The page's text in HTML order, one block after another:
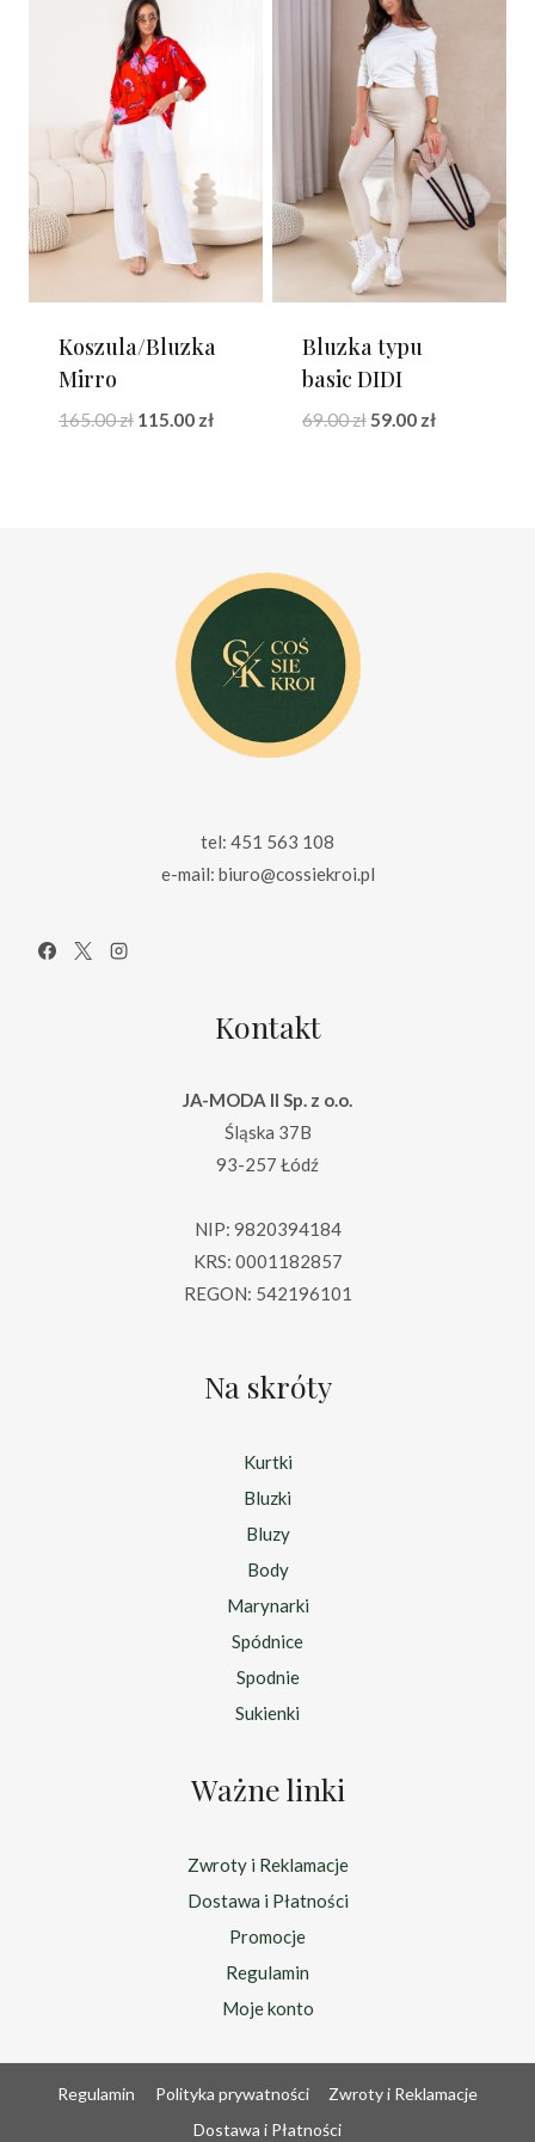
Koszula/Bluzka
Mirro
165.00zł Pierwotna
115.00 złAktualna
Bluzka typu
basic DIDI
69.00zł Pierwotna
59.00 złAktualna
tel: 451 563 108
e-mail: biuro@cossiekroi.pl
Kontakt
JA-MODA II Sp. z o.o.
Śląska 37B
93-257 Łódź
NIP: 9820394184
KRS: 0001182857
REGON: 542196101
Na skróty
Kurtki
Bluzki
Bluzy
Body
Marynarki
Spódnice
Spodnie
Sukienki
Ważne linki
Zwroty i Reklamacje
Dostawa i Płatności
Promocje
Regulamin
Moje konto
Regulamin Polityka prywatności
Zwroty i Reklamacje
Dostawa i Płatności